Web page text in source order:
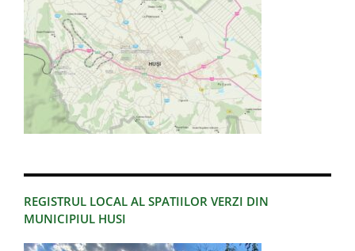
REGISTRUL LOCAL AL SPATIILOR VERZI DIN
MUNICIPIUL HUSI